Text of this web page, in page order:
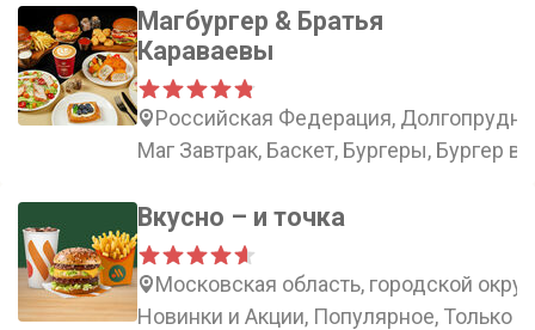
Магбургер & Братья
Караваевы
Российская Федерация,
Маг Завтрак, Баскет, Бургеры, Бургер в
Вкусно – и точка
Московская область, городской
Новинки и Акции, Популярное, Только